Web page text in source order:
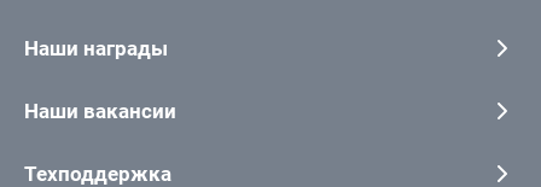
Наши награды
Наши вакансии
Техподдержка